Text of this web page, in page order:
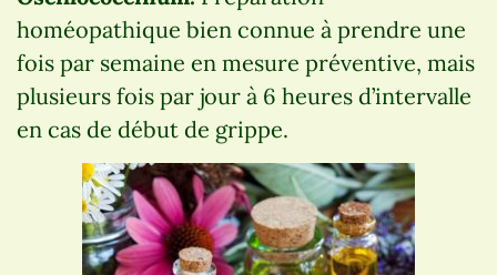
homéopathique bien connue à prendre une
fois par semaine en mesure préventive, mais
plusieurs fois par jour à 6 heures d’intervalle
en cas de début de grippe.